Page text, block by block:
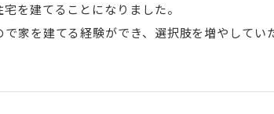
を建てることになりました。
家を建てる経験ができ、選択肢を増やしてい